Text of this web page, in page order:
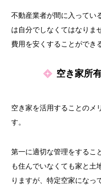
不動産業者が間に入ってい
は自分でしなくてはなりま
費用を安くすることができ
空き家所
空き家を活用することのメ
す。
第一に適切な管理をするこ
も住んでいなくても家と土
りますが、特定空家になっ